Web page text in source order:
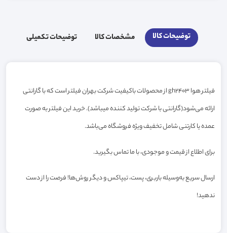
توضیحات کالا مشخصات کالا توضیحات تکمیلی
فیلتر هوا gh2403 از محصولات باکیفیت شرکت بهران فیلتر است که با گارانتی
ارائه می‌شود(گارانتی با شرکت تولید کننده میباشد). خرید این فیلتر به صورت
عمده یا کارتنی شامل تخفیف ویژه فروشگاه می‌باشد.
برای اطلاع از قیمت و موجودی، با ما تماس بگیرید.
ارسال سریع به‌وسیله باربری، پست، تیپاکس و دیگر روش‌ها! فرصت را از دست
ندهید!